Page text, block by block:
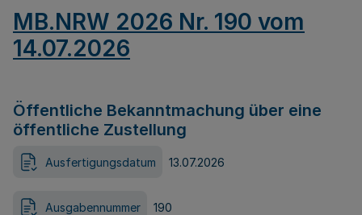
MB.NRW 2026 Nr. 190 vom
14.07.2026
Öffentliche Bekanntmachung über eine
öffentliche Zustellung
Ausfertigungsdatum 13.07.2026
Ausgabennummer 190